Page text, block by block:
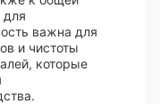
для
важна для
и чистоты
которые